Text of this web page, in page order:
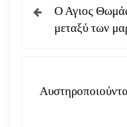
λ
Ο Αγιος
μεταξύ των